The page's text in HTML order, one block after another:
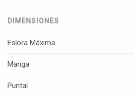
DIMENSIONES
Eslora Máxima
Manga
Puntal